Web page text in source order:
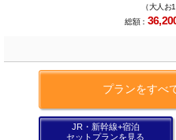
（大人お
総額：
プランをすべ
JR・新幹線+宿泊
セットプランを見る